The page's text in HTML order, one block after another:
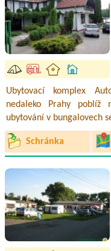
Ubytovací komplex
nedaleko Prahy poblíž
ubytování v bungalovech
Schránka